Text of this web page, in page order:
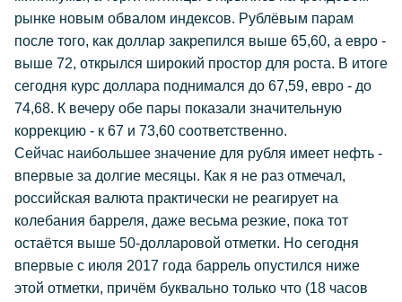
рынке новым обвалом индексов. Рублёвым парам
после того, как доллар закрепился выше 65,60, а евро -
выше 72, открылся широкий простор для роста. В итоге
сегодня курс доллара поднимался до 67,59, евро - до
74,68. К вечеру обе пары показали значительную
коррекцию - к 67 и 73,60 соответственно.
Сейчас наибольшее значение для рубля имеет нефть -
впервые за долгие месяцы. Как я не раз отмечал,
российская валюта практически не реагирует на
колебания барреля, даже весьма резкие, пока тот
остаётся выше 50-долларовой отметки. Но сегодня
впервые с июля 2017 года баррель опустился ниже
этой отметки, причём буквально только что (18 часов